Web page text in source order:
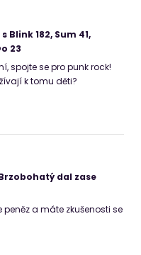
Blink 182, Sum 41,
23
spojte se pro punk rock!
k tomu děti?
dal zase
a máte zkušenosti se